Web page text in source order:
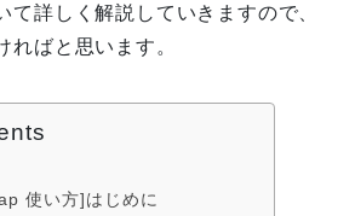
て詳しく解説していきますので、
ればと思います。
使い方]はじめに